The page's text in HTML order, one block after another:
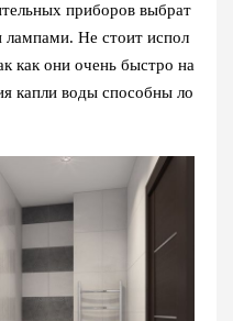
приборов выбрат
Не стоит испол
как они очень быстро на
капли воды способны ло